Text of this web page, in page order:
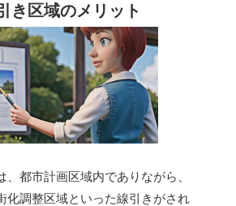
き区域のメリット
、都市計画区域内でありながら、
化調整区域といった線引きがされ